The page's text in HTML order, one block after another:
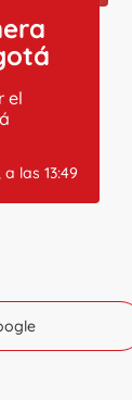
el
las 13:49